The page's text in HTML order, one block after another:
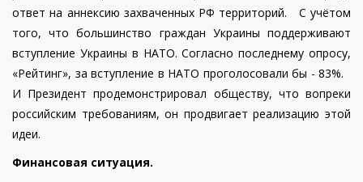
ответ на аннексию захваченных РФ территорий. С учётом
того, что большинство граждан Украины поддерживают
вступление Украины в НАТО. Согласно последнему опросу,
«Рейтинг», за вступление в НАТО проголосовали бы - 83%.
И Президент продемонстрировал обществу, что вопреки
российским требованиям, он продвигает реализацию этой
идеи.
Финансовая ситуация.